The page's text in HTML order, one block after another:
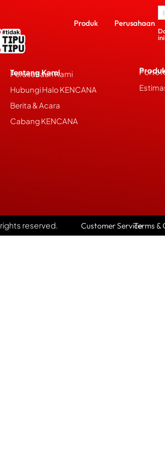
Produk Perusahaan
Tentang Kami
Perusahaan Kami
Hubungi Halo KENCANA
Berita & Acara
Cabang KENCANA
rights reserved. Customer ServiceTerms &